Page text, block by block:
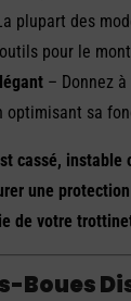
plupart des
pour le
– Donnez
optimisant sa
cassé, instable
une
de votre
Boues